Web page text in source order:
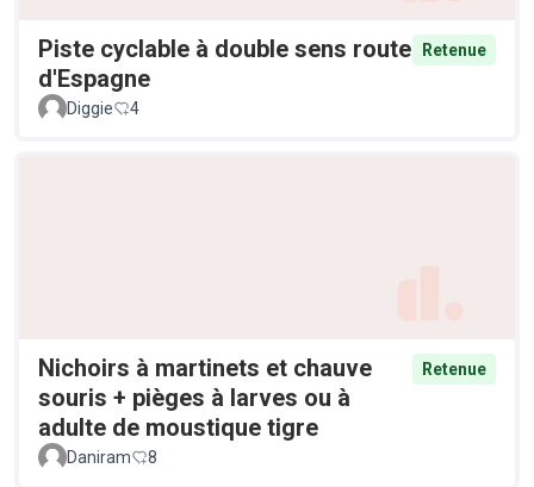
Piste cyclable à double sens route
d'Espagne
Retenue
Diggie 4
Nichoirs à martinets et chauve
souris + pièges à larves ou à
adulte de moustique tigre
Retenue
Daniram 8